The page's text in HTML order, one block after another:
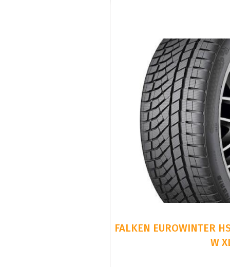
FALKEN EUROWINTER
W